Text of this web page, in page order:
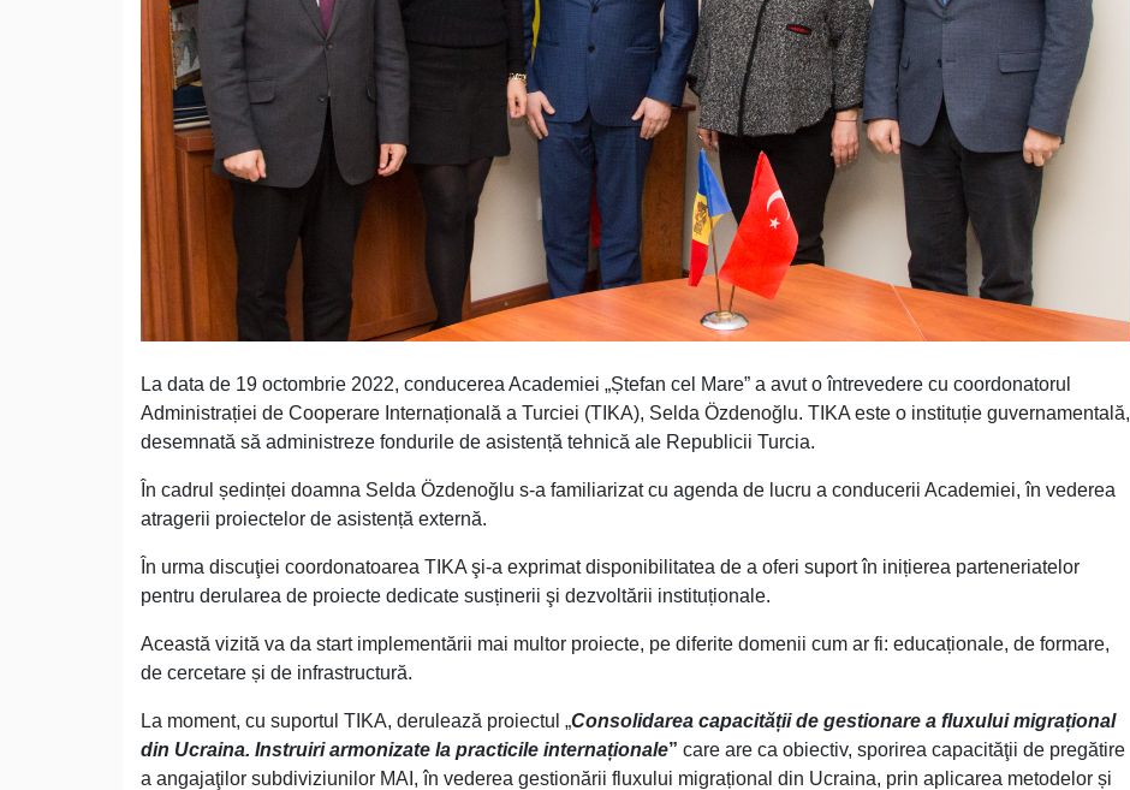
La data de 19 octombrie 2022, conducerea Academiei „Ștefan cel Mare” a avut o întrevedere cu coordonatorul
Administrației de Cooperare Internațională a Turciei (TIKA), Selda Özdenoğlu. TIKA este o instituție guvernamentală,
desemnată să administreze fondurile de asistență tehnică ale Republicii Turcia.
În cadrul ședinței doamna Selda Özdenoğlu s-a familiarizat cu agenda de lucru a conducerii Academiei, în vederea
atragerii proiectelor de asistență externă.
În urma discuţiei coordonatoarea TIKA şi-a exprimat disponibilitatea de a oferi suport în inițierea parteneriatelor
pentru derularea de proiecte dedicate susținerii şi dezvoltării instituționale.
Această vizită va da start implementării mai multor proiecte, pe diferite domenii cum ar fi: educaționale, de formare,
de cercetare și de infrastructură.
La moment, cu suportul TIKA, derulează proiectul „Consolidarea capacității de gestionare a fluxului migrațional
din Ucraina. Instruiri armonizate la practicile internaționale” care are ca obiectiv, sporirea capacităţii de pregătire
a angajaţilor subdiviziunilor MAI, în vederea gestionării fluxului migrațional din Ucraina, prin aplicarea metodelor și